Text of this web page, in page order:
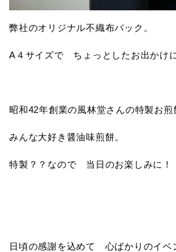
弊社のオリジナル不織布バック。
A４サイズで ちょっとしたお出かけ
昭和42年創業の風林堂さんの特製お煎
みんな大好き醤油味煎餅。
特製？？なので 当日のお楽しみに！
日頃の感謝を込めて 心ばかりのイベ